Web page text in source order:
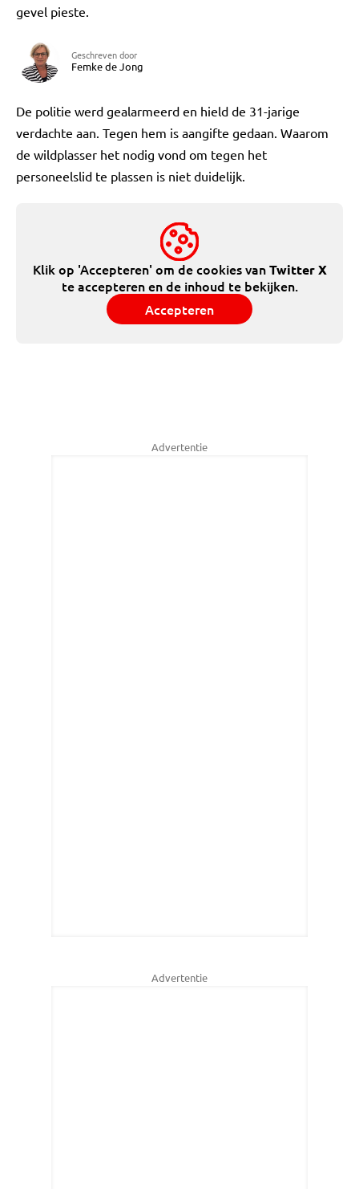
gevel pieste.
Geschreven door
Femke de Jong
De politie werd gealarmeerd en hield de 31-jarige
verdachte aan. Tegen hem is aangifte gedaan. Waarom
de wildplasser het nodig vond om tegen het
personeelslid te plassen is niet duidelijk.
Klik op 'Accepteren' om de cookies vanTwitter X
te accepteren en de inhoud te bekijken.
Accepteren
Advertentie
Advertentie